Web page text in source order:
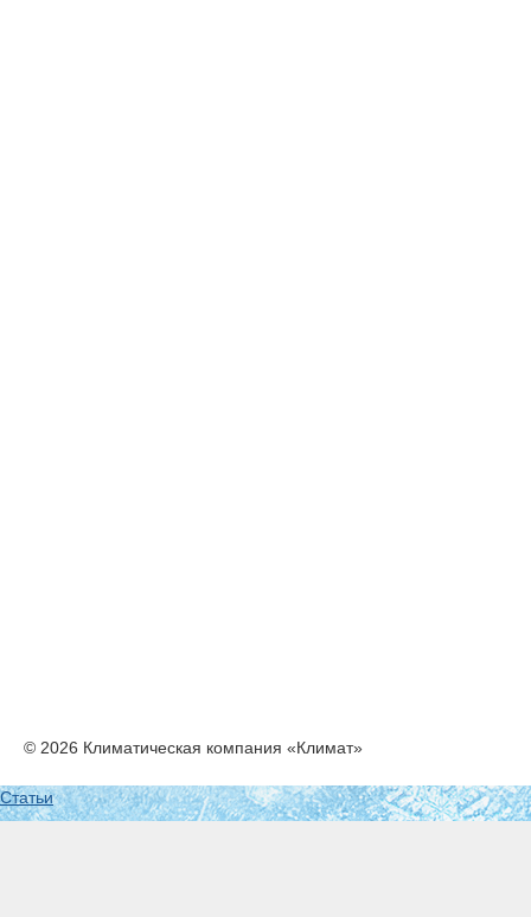
© 2026 Климатическая компания «Климат»
Статьи